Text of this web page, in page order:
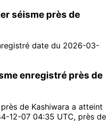
séisme près de
date du 2026-03-
enregistré près de
de Kashiwara a atteint
12-07 04:35 UTC, près de